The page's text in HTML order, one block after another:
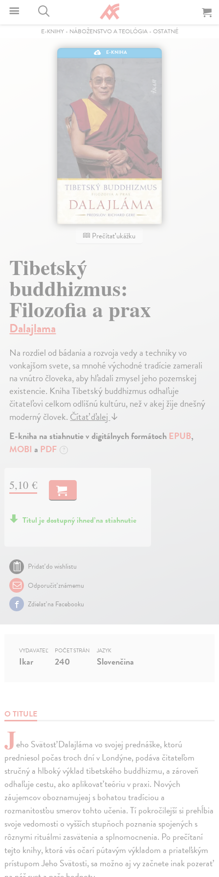
E-KNIHY- NÁBOŽENSTVO A TEOLÓGIA- OSTATNÉ
E-KNIHA
Prečítať ukážku
Tibetský
buddhizmus:
Filozofia a prax
Dalajlama
Na rozdiel od bádania a rozvoja vedy a techniky vo
vonkajšom svete, sa mnohé východné tradície zamerali
na vnútro človeka, aby hľadali zmysel jeho pozemskej
existencie. Kniha Tibetský buddhizmus odhaľuje
čitateľovi celkom odlišnú kultúru, než v akej žije dnešný
moderný človek.Čítať ďalej↓
E-kniha na stiahnutie v digitálnych formátochEPUB,
MOBI a PDF ?
5,10 €
Titul je dostupný ihneď na stiahnutie
Pridať do wishlistu
Odporučiť známemu
Zdielať na Facebooku
O TITULE
Jeho Svätosť Dalajláma vo svojej prednáške, ktorú
predniesol počas troch dní v Londýne, podáva čitateľom
stručný a hlboký výklad tibetského buddhizmu, a zároveň
odhaľuje cestu, ako aplikovať teóriu v praxi. Nových
záujemcov oboznamujeaj s bohatou tradíciou a
rozmanitosťou smerov tohto učenia. Tí pokročilejší si prehĺbia
svoje vedomosti o vyšších stupňoch poznania spojených s
rôznymi rituálmi zasvätenia a splnomocnenia. Po prečítaní
tejto knihy, ktorá vás očarí pútavým výkladom a priateľským
prístupom Jeho Svätosti, sa možno aj vy začnete inak pozerať
VYDAVATEĽ
Ikar
POČET STRÁN
240
JAZYK
Slovenčina